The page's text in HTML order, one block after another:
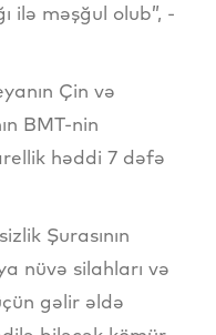
ilə məşğul olub”, -
Çin və
BMT-nin
həddi 7 dəfə
Şurasının
nüvə silahları və
gəlir əldə